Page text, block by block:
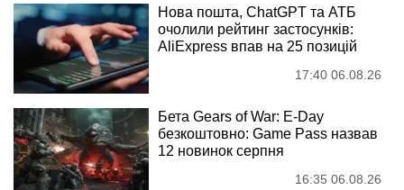
Нова пошта, ChatGPT та АТБ
очолили рейтинг застосунків:
AliExpress впав на 25 позицій
17:40 06.08.26
Бета Gears of War: E-Day
безкоштовно: Game Pass назвав
12 новинок серпня
16:35 06.08.26